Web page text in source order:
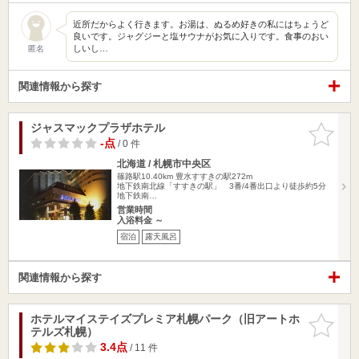
匿名
近所だからよく行きます。お湯は、ぬるめ好きの私にはちょうど
良いです。ジャグジーと塩サウナがお気に入りです。食事のおい
しいし…
関連情報から探す
お気に入
りに追加
ジャスマックプラザホテル
-点/ 0 件
北海道 / 札幌市中央区
篠路駅10.40km 豊水すすきの駅272m
地下鉄南北線「すすきの駅」 3番/4番出口より徒歩約5分
地下鉄南…
営業時間
入浴料金 ～
宿泊 露天風呂
関連情報から探す
お気に入
りに追加
ホテルマイステイズプレミア札幌パーク（旧アートホ
テルズ札幌）
3.4点/ 11 件